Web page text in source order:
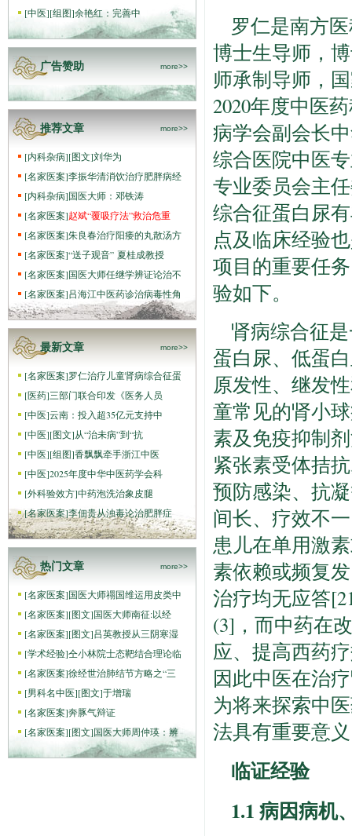
[中医][组图]​余艳红：完善中
广告赞助 more>>
推荐文章 more>>
[内科杂病][图文]刘华为
[名家医案]李振华清消饮治疗肥胖病经
[内科杂病]国医大师：邓铁涛
[名家医案]赵斌“覆吸疗法”救治危重
[名家医案]朱良春治疗阳痿的丸散汤方
[名家医案]“送子观音” 夏桂成教授
[名家医案]国医大师任继学辨证论治不
[名家医案]吕海江中医药诊治病毒性角
最新文章 more>>
[名家医案]罗仁治疗儿童肾病综合征蛋
[医药]三部门联合印发《医务人员
[中医]云南：投入超35亿元支持中
[中医][图文]从“治未病”到“抗
[中医][组图]香飘飘牵手浙江中医
[中医]2025年度中华中医药学会科
[外科验效方]中药泡洗治象皮腿
[名家医案]李佃贵从浊毒论治肥胖症
热门文章 more>>
[名家医案]国医大师禤国维运用皮类中
[名家医案][图文]国医大师南征:以经
[名家医案][图文]吕英教授从三阴寒湿
[学术经验]仝小林院士态靶结合理论临
[名家医案]徐经世治肺结节方略之“三
[男科名中医][图文]于增瑞
[名家医案]奔豚气辩证
[名家医案][图文]国医大师周仲瑛：辨
罗仁是南方
博士生导师，
师承制导师，
2020年度中医
病学会副会长
综合医院中医
专业委员会主
综合征蛋白尿
点及临床经验
项目的重要任
验如下。
肾病综合征
蛋白尿、低蛋
原发性、继发
童常见的肾小
素及免疫抑制
紧张素受体拮
预防感染、抗
间长、疗效不
患儿在单用激
素依赖或频复
治疗均无应答
(3]，而中药在
应、提高西药
因此中医在治
为将来探索中
法具有重要意
临证经验
1.1 病因病机